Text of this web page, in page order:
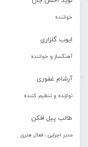
خواننده
ایوب گلزاری
آهنگساز و خواننده
آرشام غفوری
نوازنده و تنظیم کننده
طالب پیل افکن
مدیر اجرایی ، فعال هنری